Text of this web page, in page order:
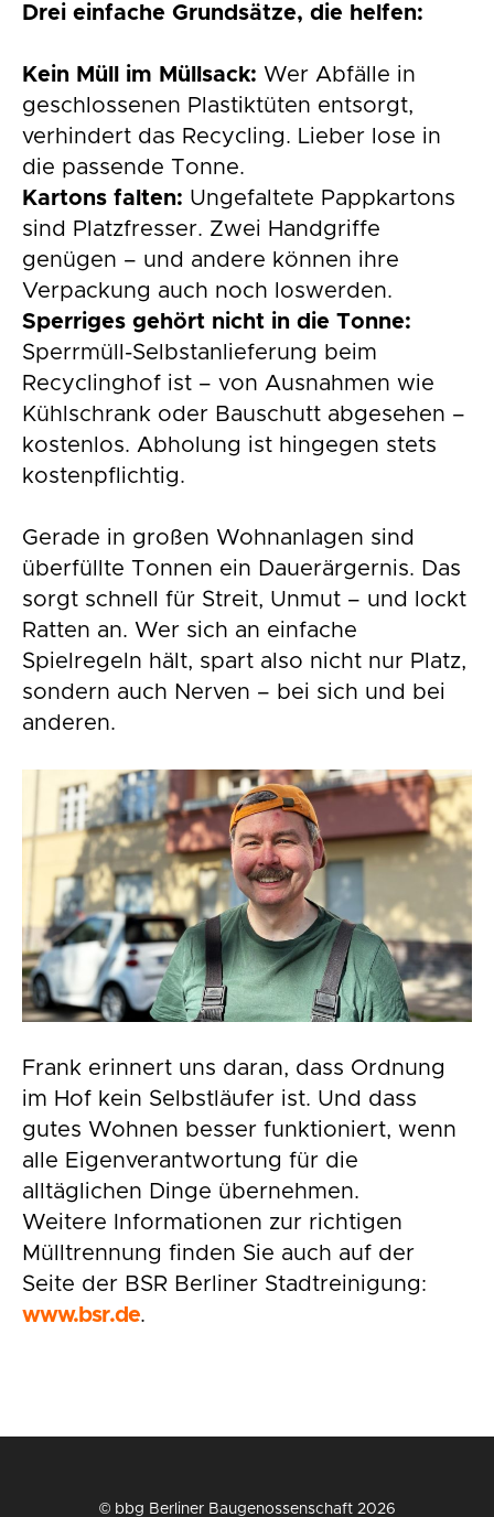
Drei einfache Grundsätze, die helfen:
Kein Müll im Müllsack: Wer Abfälle in
geschlossenen Plastiktüten entsorgt,
verhindert das Recycling. Lieber lose in
die passende Tonne.
Kartons falten: Ungefaltete Pappkartons
sind Platzfresser. Zwei Handgriffe
genügen – und andere können ihre
Verpackung auch noch loswerden.
Sperriges gehört nicht in die Tonne:
Sperrmüll-Selbstanlieferung beim
Recyclinghof ist – von Ausnahmen wie
Kühlschrank oder Bauschutt abgesehen –
kostenlos. Abholung ist hingegen stets
kostenpflichtig.
Gerade in großen Wohnanlagen sind
überfüllte Tonnen ein Dauerärgernis. Das
sorgt schnell für Streit, Unmut – und lockt
Ratten an. Wer sich an einfache
Spielregeln hält, spart also nicht nur Platz,
sondern auch Nerven – bei sich und bei
anderen.
Frank erinnert uns daran, dass Ordnung
im Hof kein Selbstläufer ist. Und dass
gutes Wohnen besser funktioniert, wenn
alle Eigenverantwortung für die
alltäglichen Dinge übernehmen.
Weitere Informationen zur richtigen
Mülltrennung finden Sie auch auf der
Seite der BSR Berliner Stadtreinigung:
www.bsr.de.
© bbg Berliner Baugenossenschaft 2026